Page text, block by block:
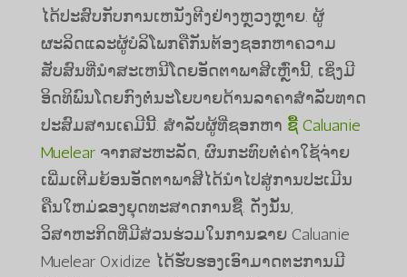
ໄດ້ປະສົບກັບການເຫນັງຕີງຢ່າງຫຼວງຫຼາຍ. ຜູ້
ຜະລິດແລະຜູ້ບໍລິໂພກຄືກັນຕ້ອງຊອກຫາຄວາມ
ສັບສົນທີ່ນໍາສະເຫນີໂດຍອັດຕາພາສີເຫຼົ່ານີ້, ເຊິ່ງມີ
ອິດທິພົນໂດຍກົງຕໍ່ນະໂຍບາຍດ້ານລາຄາສໍາລັບທາດ
ປະສົມສານເຄມີນີ້. ສໍາລັບຜູ້ທີ່ຊອກຫາ ຊື້ Caluanie
Muelearຈາກສະຫະລັດ, ຜົນກະທົບຕໍ່ຄ່າໃຊ້ຈ່າຍ
ເພີ່ມເຕີມຍ້ອນອັດຕາພາສີໄດ້ນໍາໄປສູ່ການປະເມີນ
ຄືນໃຫມ່ຂອງຍຸດທະສາດການຊື້. ດັ່ງນັ້ນ,
ວິສາຫະກິດທີ່ມີສ່ວນຮ່ວມໃນການຂາຍ Caluanie
Muelear Oxidize ໄດ້ຮັບຮອງເອົາມາດຕະການມີ